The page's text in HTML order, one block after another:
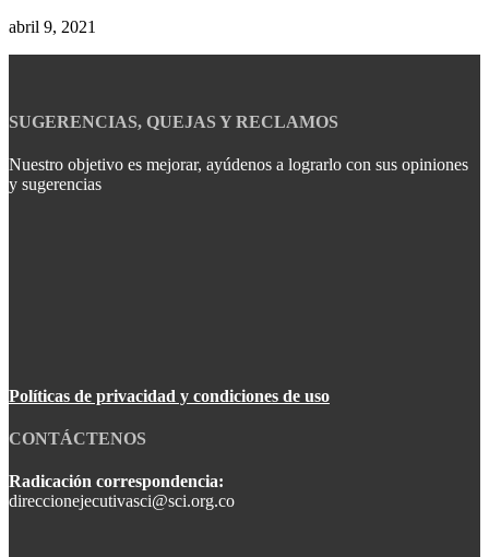
abril 9, 2021
SUGERENCIAS, QUEJAS Y RECLAMOS
Nuestro objetivo es mejorar, ayúdenos a lograrlo con sus opiniones
y sugerencias
Políticas de privacidad y condiciones de uso
CONTÁCTENOS
Radicación correspondencia:
direccionejecutivasci@sci.org.co